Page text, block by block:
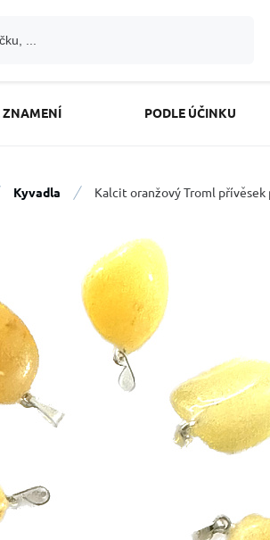
ZNAMENÍ PODLE ÚČINKU
Kyvadla Kalcit oranžový Troml